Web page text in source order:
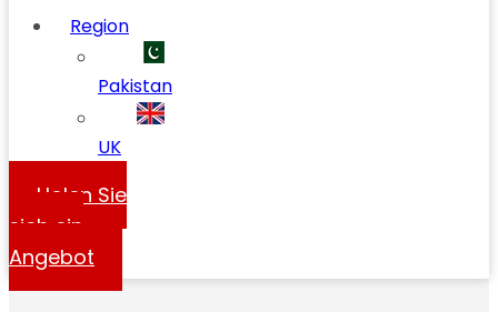
Region
Pakistan
UK
Holen Sie
sich ein
Angebot